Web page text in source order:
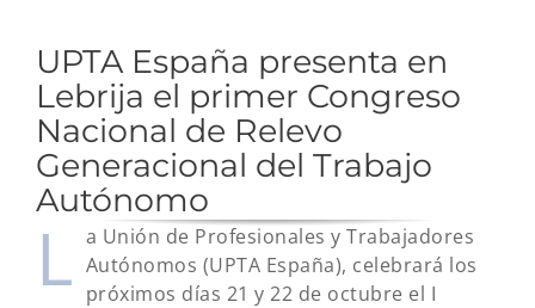
UPTA España presenta en
Lebrija el primer Congreso
Nacional de Relevo
Generacional del Trabajo
Autónomo
L a Unión de Profesionales y Trabajadores
Autónomos (UPTA España), celebrará los
próximos días 21 y 22 de octubre el I